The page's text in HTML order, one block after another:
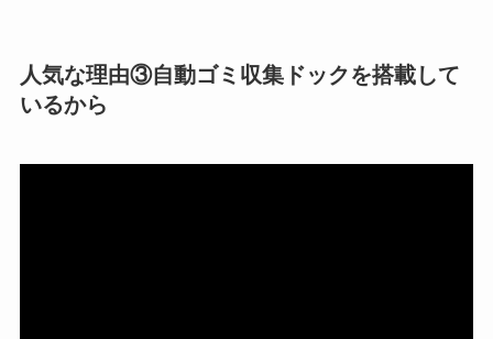
人気な理由③自動ゴミ収集ドックを搭載して
いるから